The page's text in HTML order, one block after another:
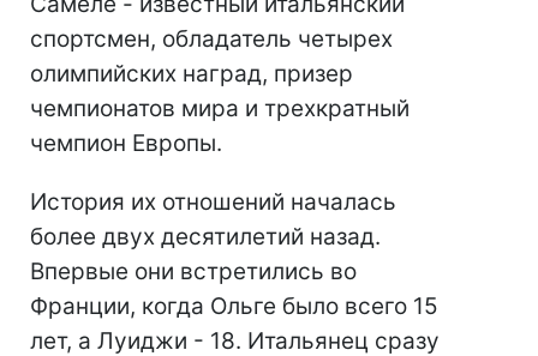
спортсмен, обладатель четырех
олимпийских наград, призер
чемпионатов мира и трехкратный
чемпион Европы.
История их отношений началась
более двух десятилетий назад.
Впервые они встретились во
Франции, когда Ольге было всего 15
лет, а Луиджи - 18. Итальянец сразу